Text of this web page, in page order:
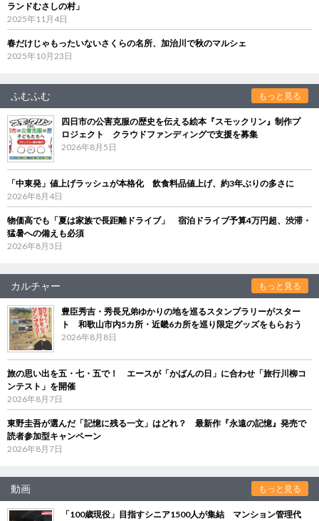
ランドむさしの村」
2025年11月4日
春だけじゃもったいないさくらの名所、加治川で秋のマルシェ
2025年10月23日
ふむふむ もっと見る
四日市の公害克服の歴史を伝える絵本『スモックリン』制作プ
ロジェクト クラウドファンディングで支援を募集
2026年8月5日
「中東発」値上げラッシュが本格化 飲食料品値上げ、約3年ぶりの多さに
2026年8月4日
物価高でも「夏は家族で長距離ドライブ」 宿泊ドライブ予算4万円超、渋滞・
猛暑への備えも必須
2026年8月3日
カルチャー もっと見る
豊臣秀吉・秀長兄弟ゆかりの地を巡るスタンプラリーがスター
ト 和歌山市内5カ所・近畿6カ所を巡り限定グッズをもらおう
2026年8月8日
旅の思い出を五・七・五で！ エースが「かばんの日」に合わせ「旅行川柳コ
ンテスト」を開催
2026年8月7日
東野圭吾が選んだ「記憶に残る一文」はどれ？ 最新作『永遠の記憶』発売で
読者参加型キャンペーン
2026年8月7日
動画 もっと見る
「100歳現役」目指すシニア1500人が集結 マンション管理代